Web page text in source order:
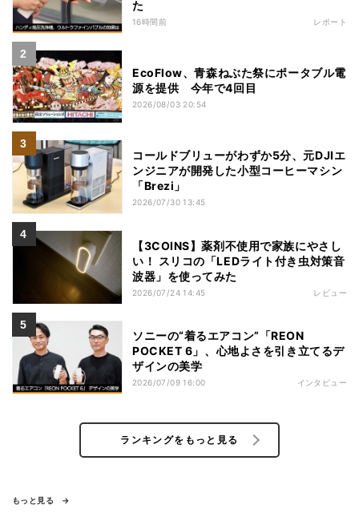
た
16時間前 レポート
EcoFlow、青森ねぶた祭にポータブル電
源を提供 今年で4回目
2026/08/03 20:54
コールドブリューがわずか5分、元DJIエ
ンジニアが開発した小型コーヒーマシン
「Brezi」
2026/07/30 13:45
【3COINS】薬剤不使用で家族にやさし
い！ スリコの「LEDライト付き虫対策音
波器」を使ってみた
2026/07/24 14:45 レビュー
ソニーの“着るエアコン”「REON
POCKET 6」、心地よさを引き立てるデ
ザインの美学
2026/07/09 16:00 インタビュー
ランキングをもっと見る
もっと見る